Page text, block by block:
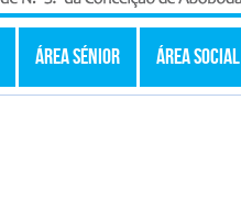
ÁREA SÉNIOR ÁREA SOCIAL